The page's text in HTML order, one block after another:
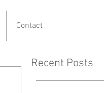
Contact
Recent Posts